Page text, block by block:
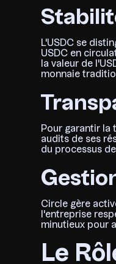
L'USDC se
USDC en
la valeur de
monnaie
Pour garantir la
audits de ses
du processus
Circle gère
l'entreprise
minutieux pour
Le